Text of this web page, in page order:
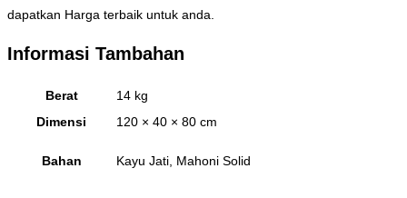
dapatkan Harga terbaik untuk anda.
Informasi Tambahan
Berat
14 kg
Dimensi
120 × 40 × 80 cm
Bahan Kayu Jati, Mahoni Solid